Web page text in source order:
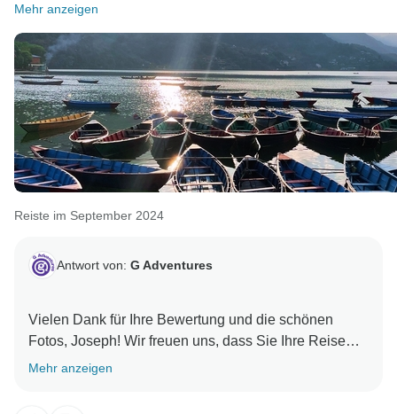
Mehr anzeigen
Reiste im September 2024
Antwort von: G Adventures
Vielen Dank für Ihre Bewertung und die schönen
Fotos, Joseph! Wir freuen uns, dass Sie Ihre Reise
nach Indien und Nepal mit uns genossen haben. Wir
Mehr anzeigen